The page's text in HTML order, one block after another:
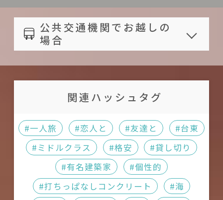
予約の前に直接宿泊施設に価格な
どをお問い合わせすることをお勧
めします。
出勤通学停止令が出された場合、
銀行振り込みにてお支払い済み料
金を全額ご返還します
記載されている客室タイプと価格
は参考です。詳しくは宿泊施設のホ
ームページをご確認ください。ご
予約の前に直接宿泊施設に価格な
どをお問い合わせすることをお勧
めします。
連れの場合、ご宿泊をキャンセル
させて頂く場合がございます。その
際ご予約金は返還いたしかねます
ので、ご注意ください。
宿泊はお断りしております。
環境保護の為、歯ブラシと歯磨き
粉はご持参いただけますようお願
いします。
近隣の迷惑になりますので、ご宿
泊の際は大きな声を出さないよう
公共交通機関でお越しの
場合
と乗車券の料金につきまして
い。
富岡碼頭，63.8キロ
火車（電車）玉里駅，23.5キ
ロ；時刻表と乗車券の料金に
つきましては台灣鐵路管理局
関連ハッシュタグ
#一人旅 #恋人と #友達と
#台東
#ミドルクラス
#格安
#貸し切り
#有名建築家
#個性的
#打ちっぱなしコンクリート
#海